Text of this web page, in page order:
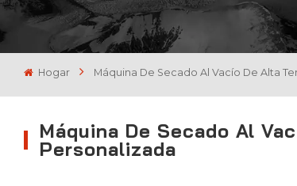
Hogar Máquina De Secado Al Vacío De Alta
Máquina De Secado Al
Personalizada